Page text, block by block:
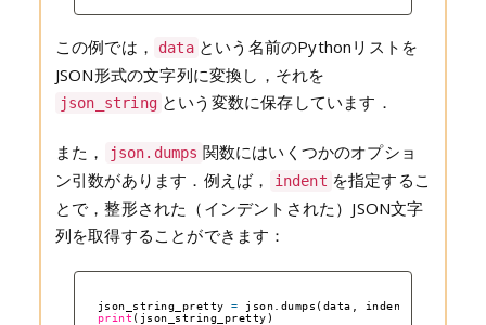
この例では， data という名前のPythonリストを
JSON形式の文字列に変換し，それを
json_string という変数に保存しています．
また， json.dumps 関数にはいくつかのオプショ
ン引数があります．例えば，
indent を指定するこ
とで，整形された（インデントされた）JSON文字
列を取得することができます：
json_string_pretty = json.dumps(data, indent
print (json_string_pretty)